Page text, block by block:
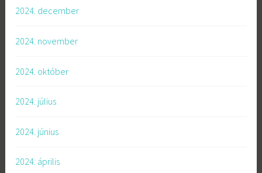
2024. december
2024. november
2024. október
2024. július
2024. június
2024. április